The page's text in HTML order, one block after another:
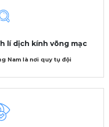
lí dịch kính võng mạc
Nam là nơi quy tụ đội